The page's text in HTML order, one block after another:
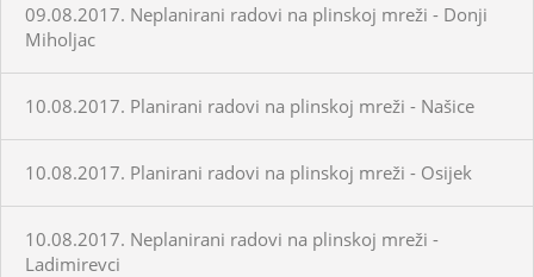
09.08.2017. Neplanirani radovi na plinskoj mreži - Donji
Miholjac
10.08.2017. Planirani radovi na plinskoj mreži - Našice
10.08.2017. Planirani radovi na plinskoj mreži - Osijek
10.08.2017. Neplanirani radovi na plinskoj mreži -
Ladimirevci